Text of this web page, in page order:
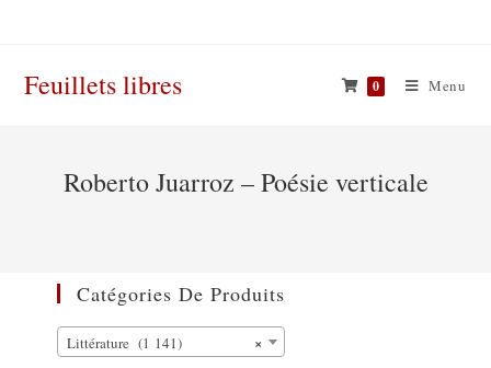
Feuillets libres 0 Menu
Roberto Juarroz – Poésie verticale
Catégories De Produits
×
Littérature (1 141)